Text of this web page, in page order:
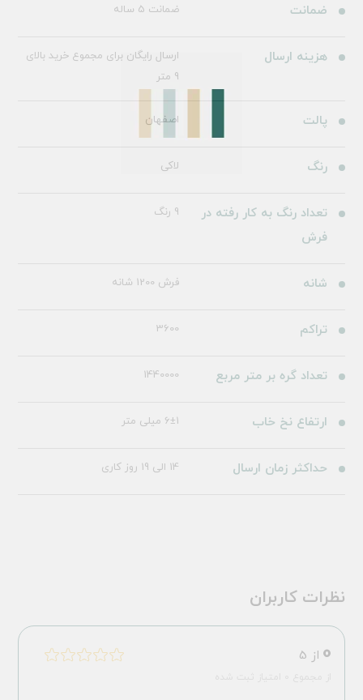
ضمانت ضمانت 5 ساله
هزینه ارسال
ارسال رایگان برای مجموع خرید بالای
9 متر
پالت اصفهان
رنگ لاکی
تعداد رنگ به کار رفته در
فرش
9 رنگ
شانه فرش 1200 شانه
تراکم 3600
تعداد گره بر متر مربع 1440000
ارتفاع نخ خاب 6±1 میلی متر
حداکثر زمان ارسال 14 الی 19 روز کاری
نظرات کاربران
0 از 5